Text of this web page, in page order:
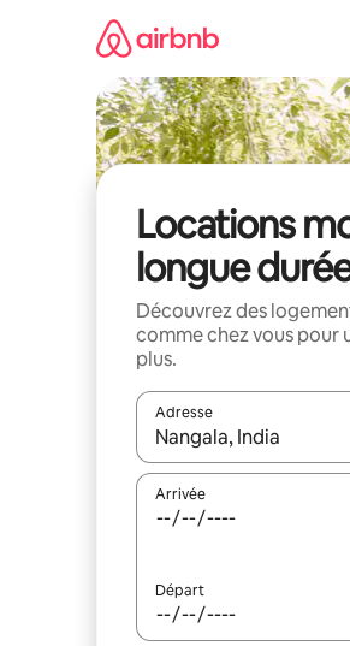
Locations
longue
Découvrez des
comme chez vous pour
plus.
Adresse
Lorsque les résultats
Arrivée
Départ